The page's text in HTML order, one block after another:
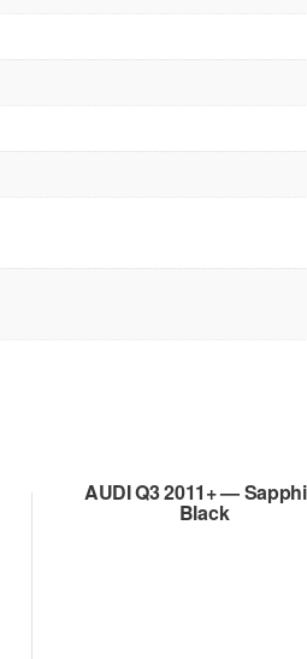
AUDI Q3 2011+ —
Black